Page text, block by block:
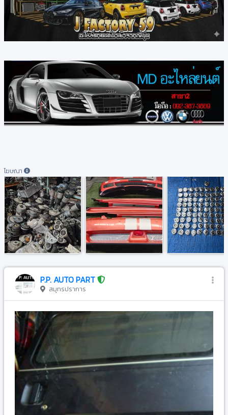
โฆษณา
P.P. AUTO PART
สมุทรปราการ